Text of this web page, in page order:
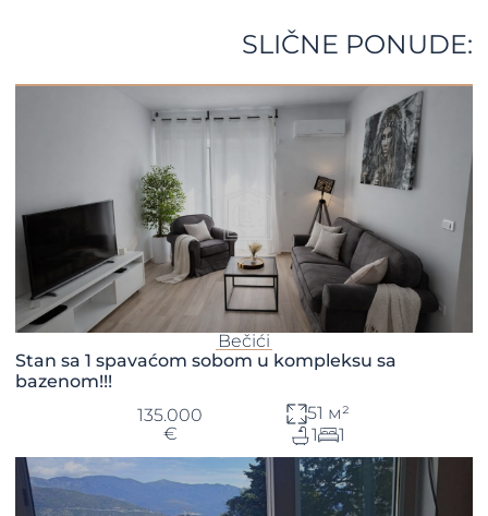
SLIČNE PONUDE:
Bečići
Stan sa 1 spavaćom sobom u kompleksu sa
bazenom!!!
135.000
€
51 м²
1
1